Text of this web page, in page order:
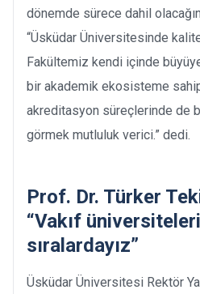
dönemde sürece dahil
“Üsküdar Üniversitesinde
Fakültemiz kendi içinde
bir akademik ekosisteme
akreditasyon süreçlerinde de
görmek mutluluk verici.” dedi.
Prof. Dr. Türker
“Vakıf
sıralardayız”
Üsküdar Üniversitesi Rektör